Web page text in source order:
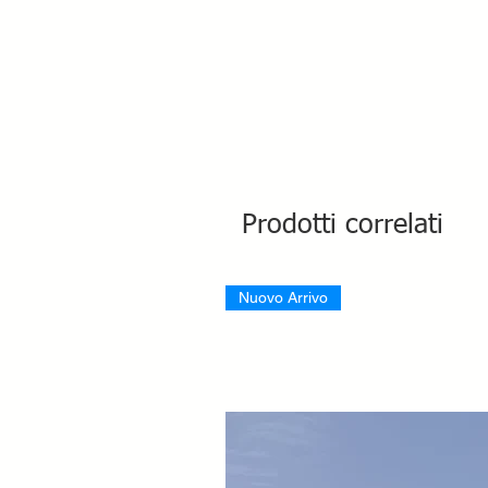
Prodotti correlati
Nuovo Arrivo